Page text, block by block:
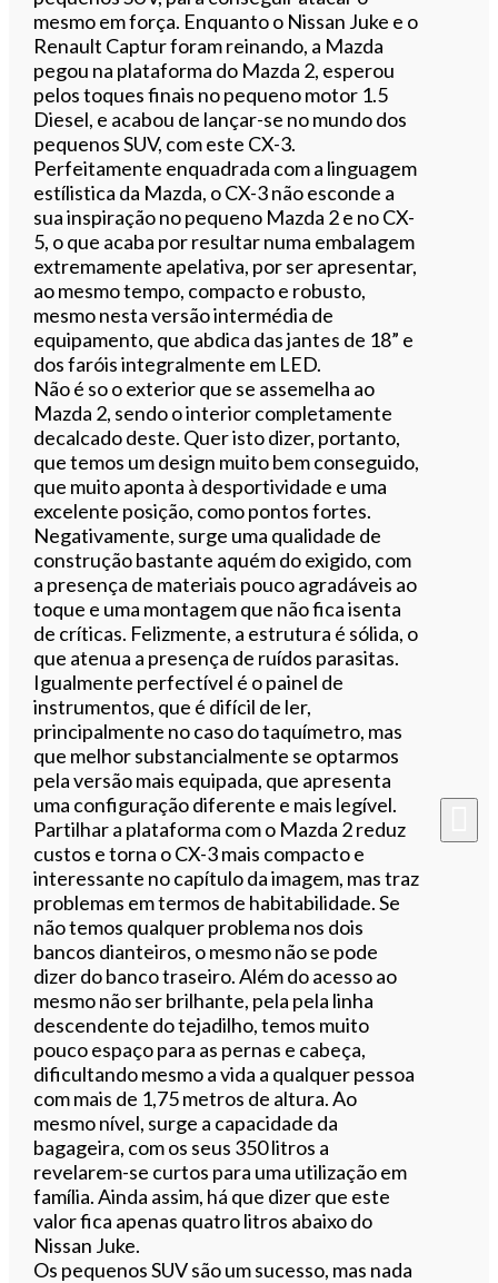
mesmo em força. Enquanto o Nissan Juke e o
Renault Captur foram reinando, a Mazda
pegou na plataforma do Mazda 2, esperou
pelos toques finais no pequeno motor 1.5
Diesel, e acabou de lançar-se no mundo dos
pequenos SUV, com este CX-3.
Perfeitamente enquadrada com a linguagem
estílistica da Mazda, o CX-3 não esconde a
sua inspiração no pequeno Mazda 2 e no CX-
5, o que acaba por resultar numa embalagem
extremamente apelativa, por ser apresentar,
ao mesmo tempo, compacto e robusto,
mesmo nesta versão intermédia de
equipamento, que abdica das jantes de 18” e
dos faróis integralmente em LED.
Não é so o exterior que se assemelha ao
Mazda 2, sendo o interior completamente
decalcado deste. Quer isto dizer, portanto,
que temos um design muito bem conseguido,
que muito aponta à desportividade e uma
excelente posição, como pontos fortes.
Negativamente, surge uma qualidade de
construção bastante aquém do exigido, com
a presença de materiais pouco agradáveis ao
toque e uma montagem que não fica isenta
de críticas. Felizmente, a estrutura é sólida, o
que atenua a presença de ruídos parasitas.
Igualmente perfectível é o painel de
instrumentos, que é difícil de ler,
principalmente no caso do taquímetro, mas
que melhor substancialmente se optarmos
pela versão mais equipada, que apresenta
uma configuração diferente e mais legível.
Partilhar a plataforma com o Mazda 2 reduz
custos e torna o CX-3 mais compacto e
interessante no capítulo da imagem, mas traz
problemas em termos de habitabilidade. Se
não temos qualquer problema nos dois
bancos dianteiros, o mesmo não se pode
dizer do banco traseiro. Além do acesso ao
mesmo não ser brilhante, pela pela linha
descendente do tejadilho, temos muito
pouco espaço para as pernas e cabeça,
dificultando mesmo a vida a qualquer pessoa
com mais de 1,75 metros de altura. Ao
mesmo nível, surge a capacidade da
bagageira, com os seus 350 litros a
revelarem-se curtos para uma utilização em
família. Ainda assim, há que dizer que este
valor fica apenas quatro litros abaixo do
Nissan Juke.
Os pequenos SUV são um sucesso, mas nada